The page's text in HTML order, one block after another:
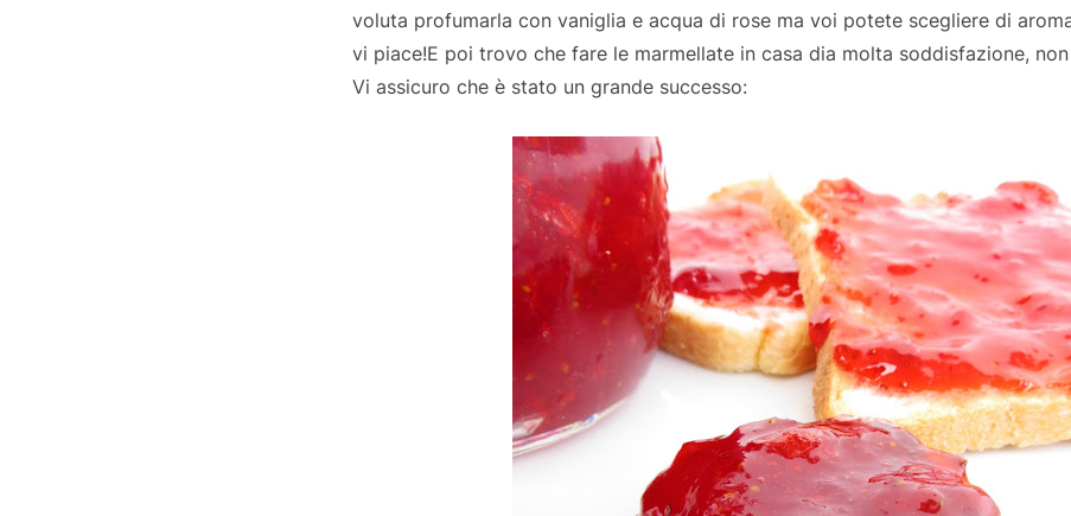
voluta profumarla con vaniglia e acqua di rose ma voi potete scegliere di
vi piace!E poi trovo che fare le marmellate in casa dia molta soddisfazione, non
Vi assicuro che è stato un grande successo: